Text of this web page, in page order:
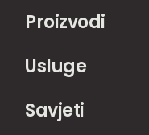
Proizvodi
Usluge
Savjeti